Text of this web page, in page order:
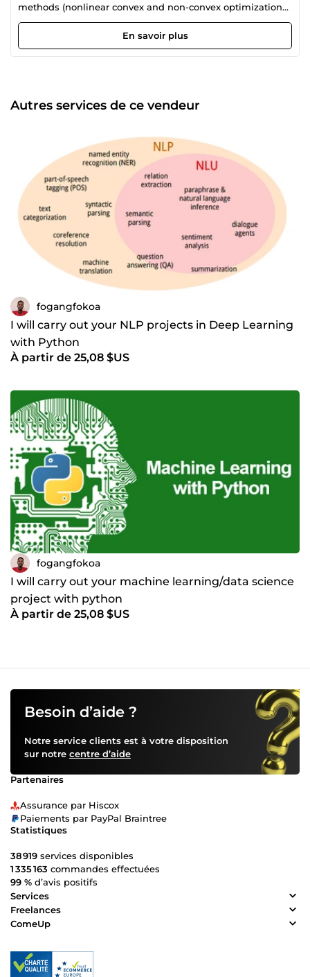
methods (nonlinear convex and non-convex optimization
in particular) of models applied to NLP, more precisely on
languages with low-resource corpora. I have been
practicing data science for more than 2 years. I owe my
plant is sick; sentiment analysis; protein function
prediction; landslide prevention thanks to satellite
computer vision, bioinformatics, natural language
processing and speech recognition . I have know-how on
how machine learning algorithms (linear regression, SVM,
decision tree, boosting, HMM, etc.) and deep learning
(embedding, CNN, seq2seq, LSTM, transformers and
transformers-based models) work, how to configure them,
modify them according to the problems faced.
En savoir plus
Autres services de ce vendeur
fogangfokoa
I will carry out your NLP projects in Deep Learning
with Python
À partir de 25,08 $US
fogangfokoa
I will carry out your machine learning/data science
project with python
À partir de 25,08 $US
Besoin d’aide ?
Notre service clients est à votre disposition
sur notre centre d’aide
Partenaires
Assurance par Hiscox
Paiements par PayPal Braintree
Statistiques
38 919 services disponibles
1 335 163 commandes effectuées
99 % d’avis positifs
Services
Freelances
ComeUp